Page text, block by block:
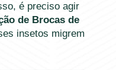
é preciso agir
de Brocas de
insetos migrem